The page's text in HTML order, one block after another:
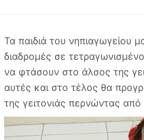
Τα παιδιά του
διαδρομές σε
να φτάσουν στο άλσος της
αυτές και στο τέλος θα
της γειτονιάς περνώντας